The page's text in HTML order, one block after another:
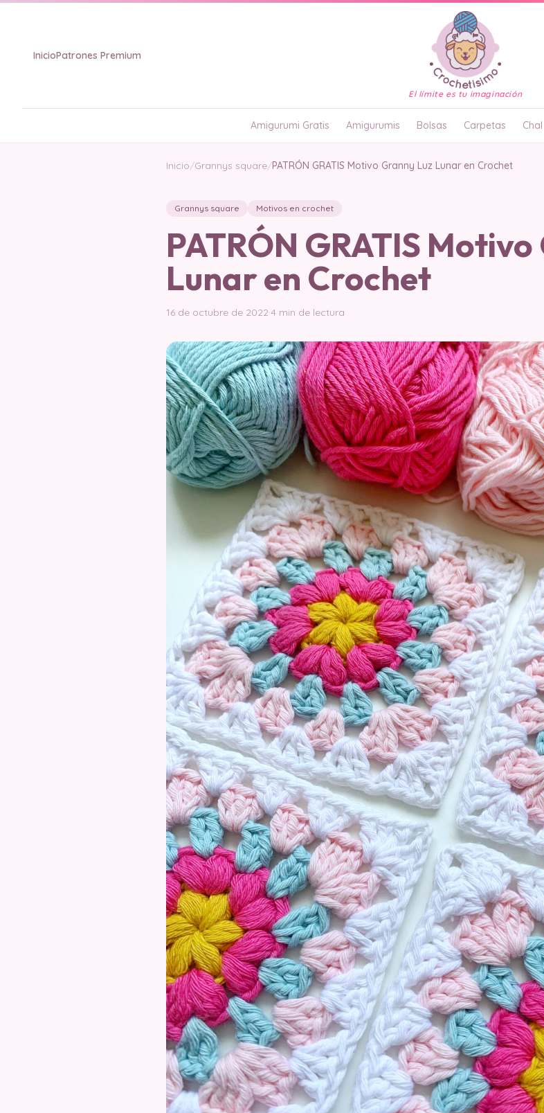
InicioPatrones Premium
El límite es tu imaginación
Amigurumi Gratis Amigurumis Bolsas Carpetas Chal
Inicio/Grannys square/PATRÓN GRATIS Motivo Granny Luz Lunar en Crochet
Grannys square Motivos en crochet
PATRÓN GRATIS
Lunar en Crochet
16 de octubre de 2022·4 min de lectura